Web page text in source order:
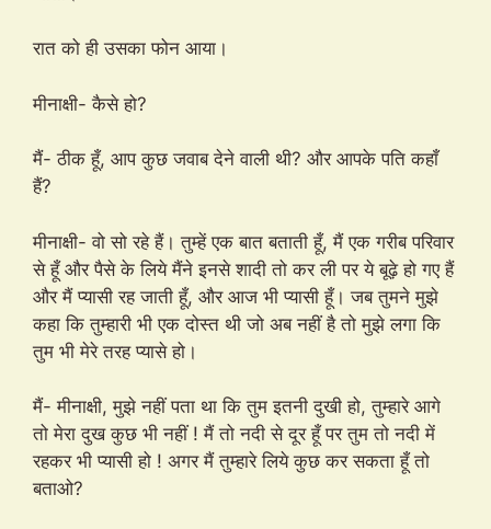
रात को ही उसका फोन आया।
मीनाक्षी- कैसे हो?
मैं- ठीक हूँ, आप कुछ जवाब देने वाली थी? और आपके पति कहाँ
हैं?
मीनाक्षी- वो सो रहे हैं। तुम्हें एक बात बताती हूँ, मैं एक गरीब परिवार
से हूँ और पैसे के लिये मैंने इनसे शादी तो कर ली पर ये बूढ़े हो गए हैं
और मैं प्यासी रह जाती हूँ, और आज भी प्यासी हूँ। जब तुमने मुझे
कहा कि तुम्हारी भी एक दोस्त थी जो अब नहीं है तो मुझे लगा कि
तुम भी मेरे तरह प्यासे हो।
मैं- मीनाक्षी, मुझे नहीं पता था कि तुम इतनी दुखी हो, तुम्हारे आगे
तो मेरा दुख कुछ भी नहीं ! मैं तो नदी से दूर हूँ पर तुम तो नदी में
रहकर भी प्यासी हो ! अगर मैं तुम्हारे लिये कुछ कर सकता हूँ तो
बताओ?